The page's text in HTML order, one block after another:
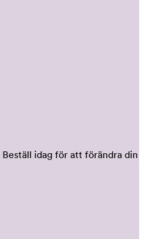
Beställ idag för att förändra din